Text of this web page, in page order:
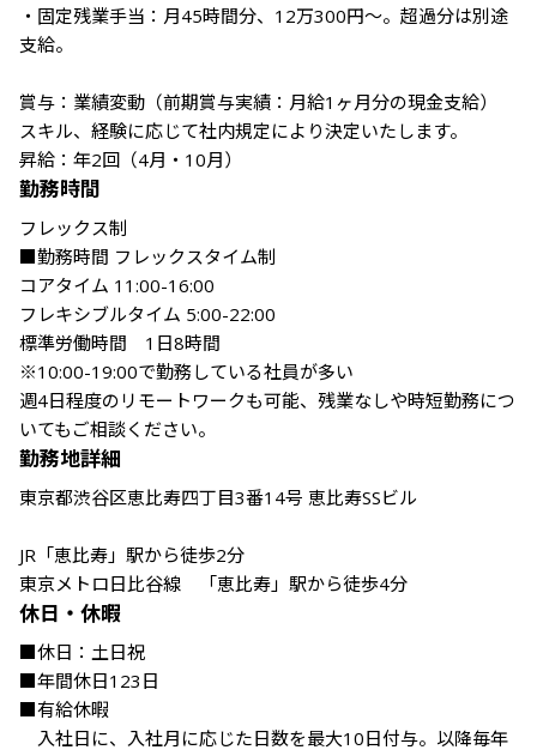
・固定残業手当：月45時間分、12万300円～。超過分は別途
支給。
賞与：業績変動（前期賞与実績：月給1ヶ月分の現金支給）
スキル、経験に応じて社内規定により決定いたします。
昇給：年2回（4月・10月）
勤務時間
フレックス制
■勤務時間 フレックスタイム制
コアタイム 11:00-16:00
フレキシブルタイム 5:00-22:00
標準労働時間　1日8時間
※10:00-19:00で勤務している社員が多い
週4日程度のリモートワークも可能、残業なしや時短勤務につ
いてもご相談ください。
勤務地詳細
東京都渋谷区恵比寿四丁目3番14号 恵比寿SSビル
JR「恵比寿」駅から徒歩2分
東京メトロ日比谷線　「恵比寿」駅から徒歩4分
休日・休暇
■休日：土日祝
■年間休日123日
■有給休暇
入社日に、入社月に応じた日数を最大10日付与。以降毎年